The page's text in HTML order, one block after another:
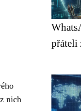
nich
přáteli